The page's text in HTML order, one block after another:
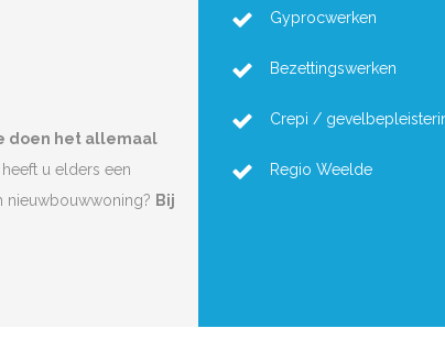
doen het allemaal
u elders een
nieuwbouwwoning? Bij
Gyprocwerken
Bezettingswerken
Crepi /
Regio Weelde